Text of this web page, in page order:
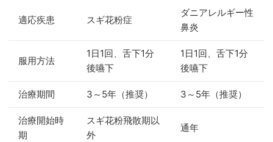
適応疾患 スギ花粉症
ダニアレルギー性
鼻炎
服用方法
1日1回、舌下1分
後嚥下
1日1回、舌下1分
後嚥下
治療期間 3～5年（推奨） 3～5年（推奨）
治療開始時
期
スギ花粉飛散期以
外
通年